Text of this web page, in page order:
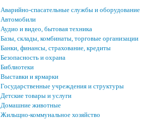
Аварийно-спасательные службы и оборудование
Автомобили
Аудио и видео, бытовая техника
Базы, склады, комбинаты, торговые организации
Банки, финансы, страхование, кредиты
Безопасность и охрана
Библиотеки
Выставки и ярмарки
Государственные учреждения и структуры
Детские товары и услуги
Домашние животные
Жильщно-коммунальное хозяйство